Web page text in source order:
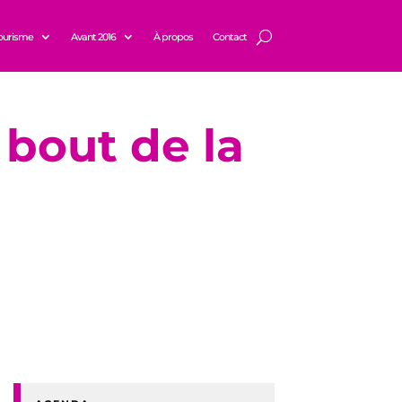
Avant 2016 À propos Contact
de la